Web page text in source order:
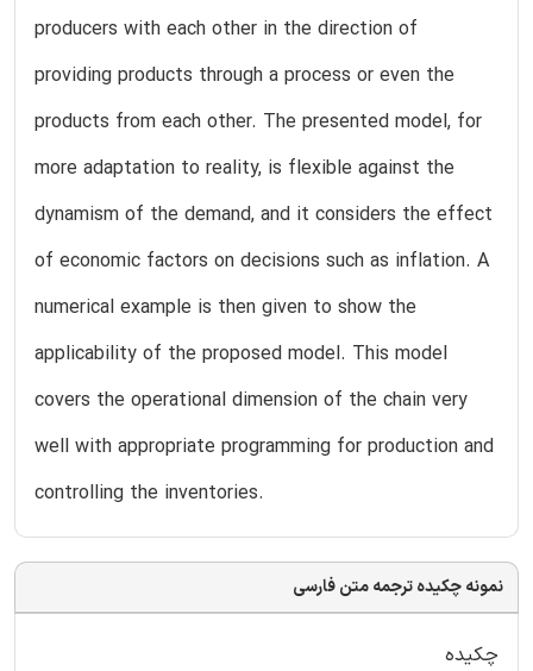
producers with each other in the direction of
providing products through a process or even the
products from each other. The presented model, for
more adaptation to reality, is flexible against the
dynamism of the demand, and it considers the effect
of economic factors on decisions such as inflation. A
numerical example is then given to show the
applicability of the proposed model. This model
covers the operational dimension of the chain very
well with appropriate programming for production and
controlling the inventories.
نمونه چکیده ترجمه متن فارسی
چکیده